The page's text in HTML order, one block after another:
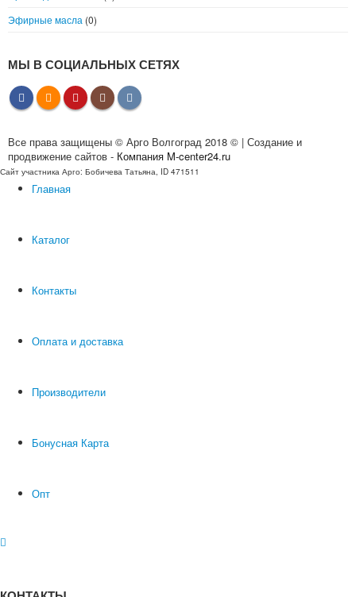
Эфирные масла (0)
МЫ В СОЦИАЛЬНЫХ СЕТЯХ
Все права защищены © Арго Волгоград 2018 © | Создание и
продвижение сайтов - Компания M-center24.ru
Сайт участника Арго: Бобичева Татьяна, ID 471511
Главная
Каталог
Контакты
Оплата и доставка
Производители
Бонусная Карта
Опт